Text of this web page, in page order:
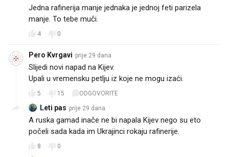
Jedna rafinerija manje jednaka je jednoj feti parizela
manje. To tebe muči.
4 0
Pero Kvrgavi prije 29 dana
Slijedi novi napad na Kijev.
Upali u vremensku petlju iz koje ne mogu izaći.
5 15 ODGOVORITE
Leti pas prije 29 dana
A ruska gamad inače ne bi napala Kijev nego su eto
počeli sada kada im Ukrajinci rokaju rafinerije.
8 0